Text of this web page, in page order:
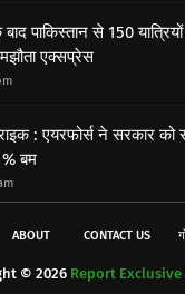
पाकिस्तान से 150
एक्सप्रेस
: एयरफोर्स ने सरकार को
बम
ABOUT CONTACT US
© 2026 Report Exclusive